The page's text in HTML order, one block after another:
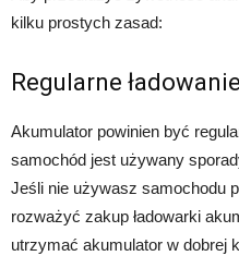
kilku prostych zasad:
Regularne ładowanie
Akumulator powinien być
samochód jest używany
Jeśli nie używasz samochodu
rozważyć zakup ładowarki
utrzymać akumulator w dobrej